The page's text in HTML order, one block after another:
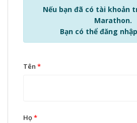
Nếu bạn đã có tài khoản
Marathon.
Bạn có thể đăng
Tên *
Họ*